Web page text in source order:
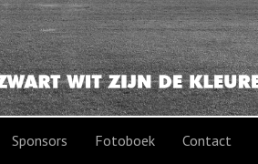
Sponsors Fotoboek Contact